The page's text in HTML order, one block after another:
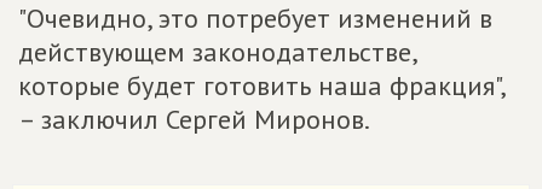
"Очевидно, это потребует изменений в
действующем законодательстве,
которые будет готовить наша фракция",
– заключил Сергей Миронов.